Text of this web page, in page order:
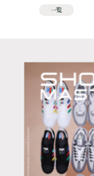
一覧